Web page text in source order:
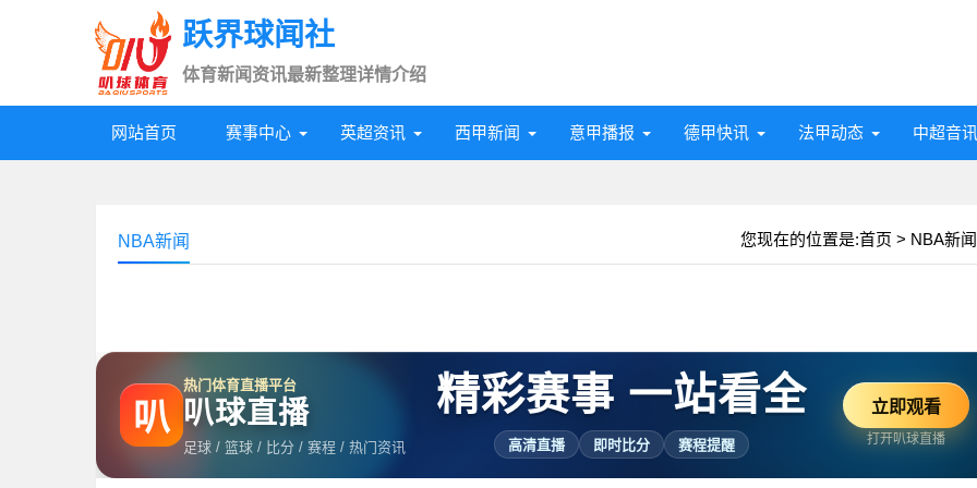
跃界球闻社
体育新闻资讯最新整理详情介绍
网站首页 赛事中心 英超资讯 西甲新闻 意甲播报 德甲快讯 法甲动态 中超音讯
您现在的位置是:首页 > NBA新闻
NBA新闻
叭
热门体育直播平台
叭球直播
足球 / 篮球 / 比分 / 赛程 / 热门资讯
精彩赛事 一站看全
高清直播 即时比分 赛程提醒
立即观看
打开叭球直播